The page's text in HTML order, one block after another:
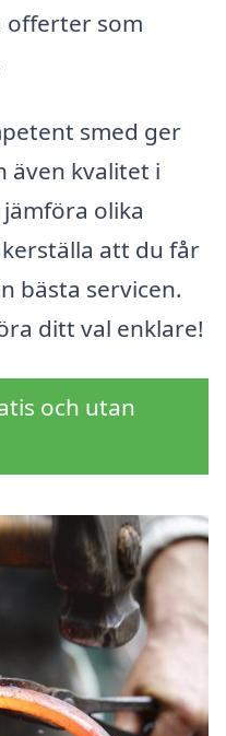
offerter som
smed ger
även kvalitet i
olika
att du får
bästa servicen.
ditt val enklare!
och utan